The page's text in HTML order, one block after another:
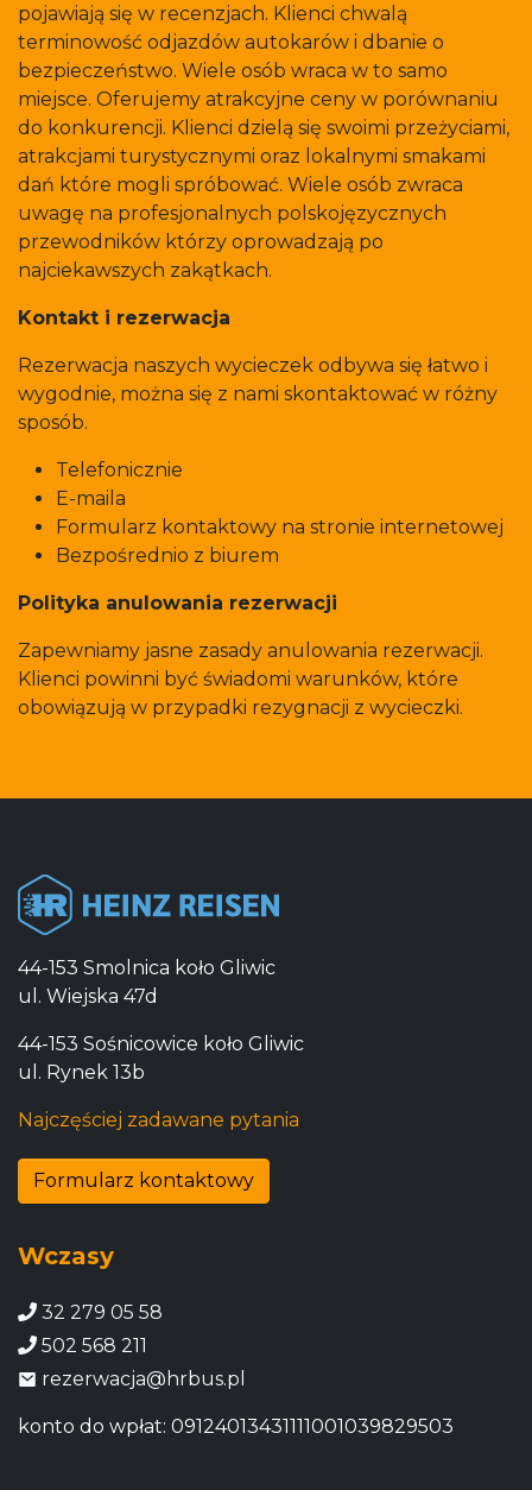
pojawiają się w recenzjach. Klienci chwalą
terminowość odjazdów autokarów i dbanie o
bezpieczeństwo. Wiele osób wraca w to samo
miejsce. Oferujemy atrakcyjne ceny w porównaniu
do konkurencji. Klienci dzielą się swoimi przeżyciami,
atrakcjami turystycznymi oraz lokalnymi smakami
dań które mogli spróbować. Wiele osób zwraca
uwagę na profesjonalnych polskojęzycznych
przewodników którzy oprowadzają po
najciekawszych zakątkach.
Kontakt i rezerwacja
Rezerwacja naszych wycieczek odbywa się łatwo i
wygodnie, można się z nami skontaktować w różny
sposób.
Telefonicznie
E-maila
Formularz kontaktowy na stronie internetowej
Bezpośrednio z biurem
Polityka anulowania rezerwacji
Zapewniamy jasne zasady anulowania rezerwacji.
Klienci powinni być świadomi warunków, które
obowiązują w przypadki rezygnacji z wycieczki.
44-153 Smolnica koło Gliwic
ul. Wiejska 47d
44-153 Sośnicowice koło Gliwic
ul. Rynek 13b
Najczęściej zadawane pytania
Formularz kontaktowy
Wczasy
32 279 05 58
502 568 211
rezerwacja@hrbus.pl
konto do wpłat: 09124013431111001039829503